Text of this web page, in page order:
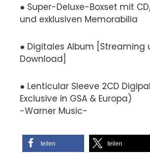
● Super-Deluxe-Boxset mit
und exklusiven Memorabilia
● Digitales Album [Streaming
Download]
● Lenticular Sleeve 2CD
Exclusive in GSA & Europa)
-Warner Music-
teilen teilen